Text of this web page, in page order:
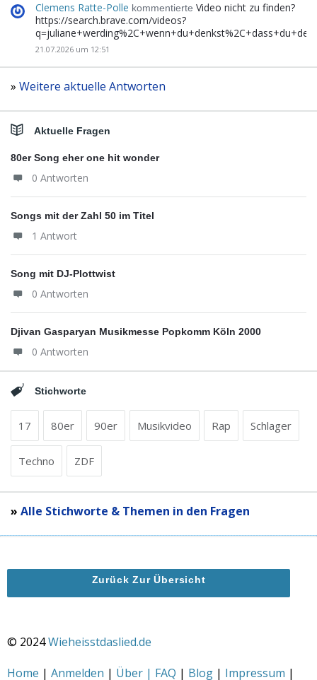
Clemens Ratte-Polle kommentierte Video nicht zu finden?
https://search.brave.com/videos?
21.07.2026 um 12:51
» Weitere aktuelle Antworten
Aktuelle Fragen
80er Song eher one hit wonder
0 Antworten
Songs mit der Zahl 50 im Titel
1 Antwort
Song mit DJ-Plottwist
0 Antworten
Djivan Gasparyan Musikmesse Popkomm Köln 2000
0 Antworten
Stichworte
17 80er 90er Musikvideo Rap Schlager
Techno ZDF
» Alle Stichworte & Themen in den Fragen
Zurück Zur Übersicht
© 2024Wieheisstdaslied.de
Home | Anmelden | Über | FAQ | Blog | Impressum |